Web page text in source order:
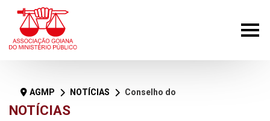
NOTÍCIAS
AGMP NOTÍCIAS Conselho do TED receberá indicações de membros do MP para palestras em Brasília